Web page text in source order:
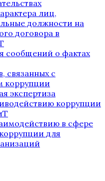
лиц,
должности на
договора в
сообщений о фактах
связанных с
коррупции
экспертиза
коррупции
в сфере
для